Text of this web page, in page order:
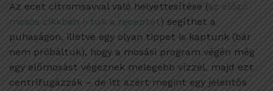
Az ecet citromsavval való helyettesítése (az előző
mosós cikkben írtuk a receptet) segíthet a
puhaságon, illetve egy olyan tippet is kaptunk (bár
nem próbáltuk), hogy a mosási program végén még
egy előmosást végeznek melegebb vízzel, majd ezt
centrifugázzák – de itt azért megint egy jelentős